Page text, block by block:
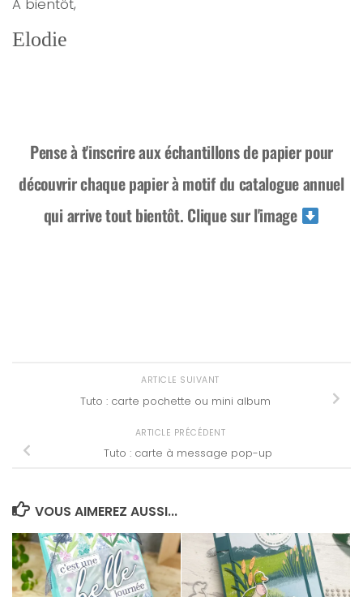
A bientôt,
Elodie
Pense à t'inscrire aux échantillons de papier pour
découvrir chaque papier à motif du catalogue annuel
qui arrive tout bientôt. Clique sur l'image
ARTICLE SUIVANT
Tuto : carte pochette ou mini album
ARTICLE PRÉCÉDENT
Tuto : carte à message pop-up
VOUS AIMEREZ AUSSI...